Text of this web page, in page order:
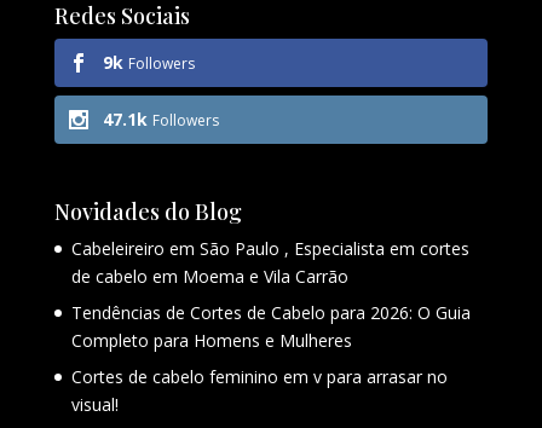
Redes Sociais
9k Followers
47.1k Followers
Novidades do Blog
Cabeleireiro em São Paulo , Especialista em cortes
de cabelo em Moema e Vila Carrão
Tendências de Cortes de Cabelo para 2026: O Guia
Completo para Homens e Mulheres
Cortes de cabelo feminino em v para arrasar no
visual!